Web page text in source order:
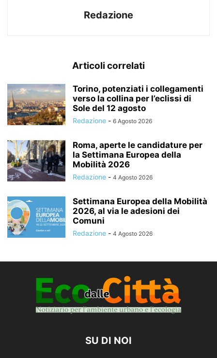
Redazione
Articoli correlati
Torino, potenziati i collegamenti
verso la collina per l’eclissi di
Sole del 12 agosto
Redazione - 6 Agosto 2026
Roma, aperte le candidature per
la Settimana Europea della
Mobilità 2026
Redazione - 4 Agosto 2026
Settimana Europea della Mobilità
2026, al via le adesioni dei
Comuni
Redazione - 4 Agosto 2026
SU DI NOI